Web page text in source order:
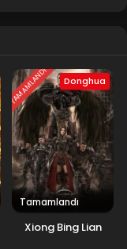
TAMAMLANDI Donghua
Tamamlandı
Xiong Bing Lian